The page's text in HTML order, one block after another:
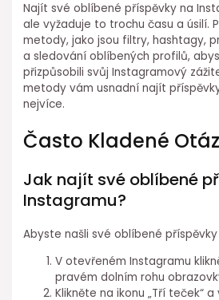
Najít své oblíbené příspěvky na
ale vyžaduje to trochu času a úsilí.
metody, jako jsou filtry, hashtagy,
a sledování oblíbených profilů,
přizpůsobili svůj Instagramový
metody vám usnadní najít
nejvíce.
Často Kladené
Jak najít své oblíbené
Instagramu?
Abyste našli své oblíbené
V otevřeném Instagramu
pravém dolním rohu
Klikněte na ikonu „Tří teček“